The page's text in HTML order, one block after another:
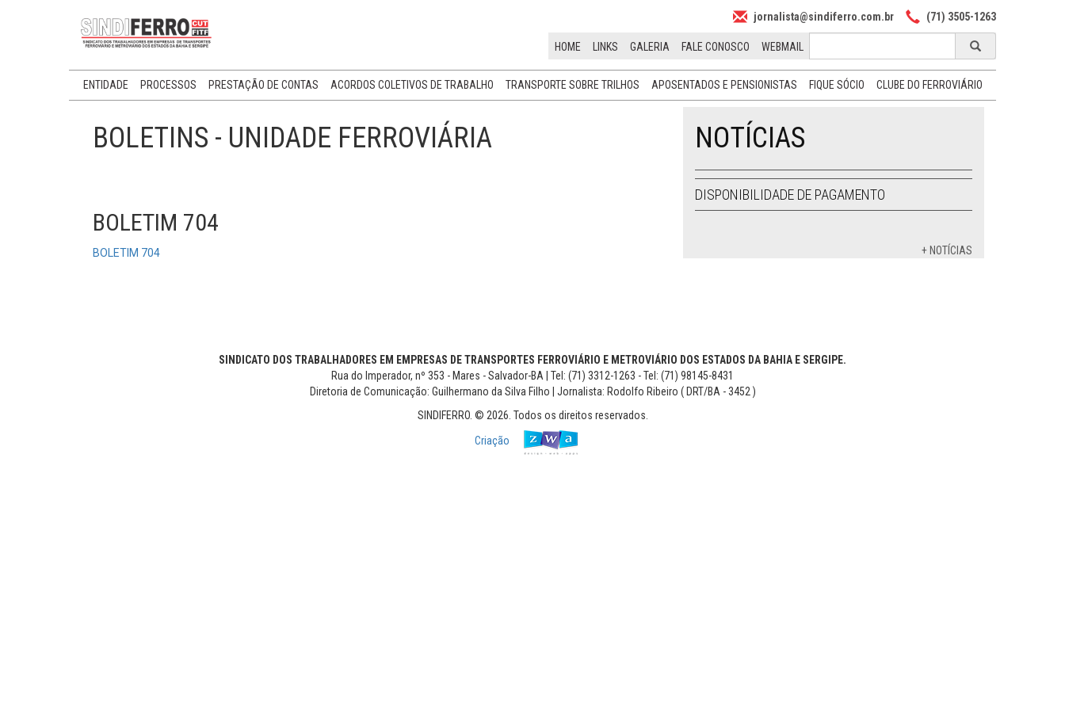
jornalista@sindiferro.com.br (71) 3505-1263
HOME LINKS GALERIA FALE CONOSCO WEBMAIL
ENTIDADE PROCESSOS PRESTAÇÃO DE CONTAS ACORDOS COLETIVOS DE TRABALHO TRANSPORTE SOBRE TRILHOS APOSENTADOS E PENSIONISTAS FIQUE SÓCIO CLUBE DO FERROVIÁRIO
BOLETINS - UNIDADE FERROVIÁRIA
BOLETIM 704
BOLETIM 704
NOTÍCIAS
DISPONIBILIDADE DE PAGAMENTO
+ NOTÍCIAS
SINDICATO DOS TRABALHADORES EM EMPRESAS DE TRANSPORTES FERROVIÁRIO E METROVIÁRIO DOS ESTADOS DA BAHIA E SERGIPE.
Rua do Imperador, nº 353 - Mares - Salvador-BA | Tel: (71) 3312-1263 - Tel: (71) 98145-8431
Diretoria de Comunicação: Guilhermano da Silva Filho | Jornalista: Rodolfo Ribeiro ( DRT/BA - 3452 )
SINDIFERRO. © 2026. Todos os direitos reservados.
Criação